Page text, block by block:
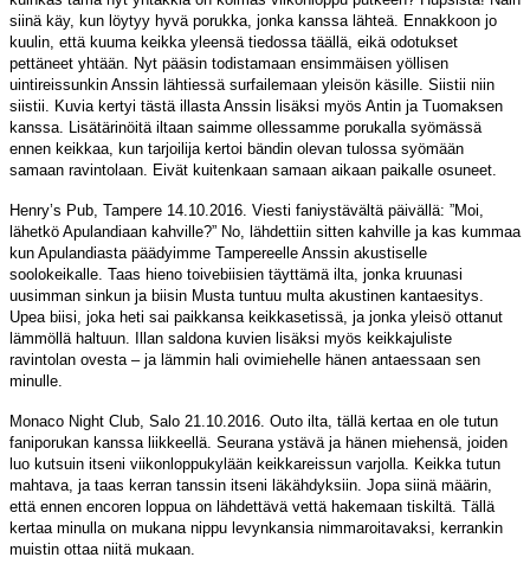
siinä käy, kun löytyy hyvä porukka, jonka kanssa lähteä. Ennakkoon jo
kuulin, että kuuma keikka yleensä tiedossa täällä, eikä odotukset
pettäneet yhtään. Nyt pääsin todistamaan ensimmäisen yöllisen
uintireissunkin Anssin lähtiessä surfailemaan yleisön käsille. Siistii niin
siistii. Kuvia kertyi tästä illasta Anssin lisäksi myös Antin ja Tuomaksen
kanssa. Lisätärinöitä iltaan saimme ollessamme porukalla syömässä
ennen keikkaa, kun tarjoilija kertoi bändin olevan tulossa syömään
samaan ravintolaan. Eivät kuitenkaan samaan aikaan paikalle osuneet.
Henry’s Pub, Tampere 14.10.2016. Viesti faniystävältä päivällä: ”Moi,
lähetkö Apulandiaan kahville?” No, lähdettiin sitten kahville ja kas kummaa
kun Apulandiasta päädyimme Tampereelle Anssin akustiselle
soolokeikalle. Taas hieno toivebiisien täyttämä ilta, jonka kruunasi
uusimman sinkun ja biisin Musta tuntuu multa akustinen kantaesitys.
Upea biisi, joka heti sai paikkansa keikkasetissä, ja jonka yleisö ottanut
lämmöllä haltuun. Illan saldona kuvien lisäksi myös keikkajuliste
ravintolan ovesta – ja lämmin hali ovimiehelle hänen antaessaan sen
minulle.
Monaco Night Club, Salo 21.10.2016. Outo ilta, tällä kertaa en ole tutun
faniporukan kanssa liikkeellä. Seurana ystävä ja hänen miehensä, joiden
luo kutsuin itseni viikonloppukylään keikkareissun varjolla. Keikka tutun
mahtava, ja taas kerran tanssin itseni läkähdyksiin. Jopa siinä määrin,
että ennen encoren loppua on lähdettävä vettä hakemaan tiskiltä. Tällä
kertaa minulla on mukana nippu levynkansia nimmaroitavaksi, kerrankin
muistin ottaa niitä mukaan.